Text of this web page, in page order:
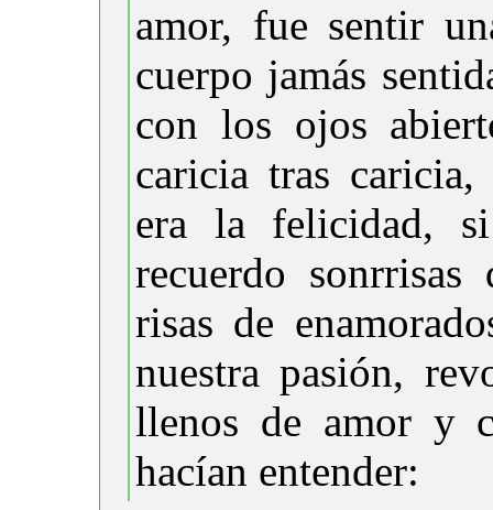
amor, fue sentir
cuerpo jamás
con los ojos
caricia tras
era la felicidad,
recuerdo
risas de
nuestra pasión,
llenos de amor y
hacían entender: